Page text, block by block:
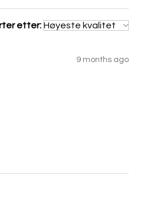
etter:
9 months ago